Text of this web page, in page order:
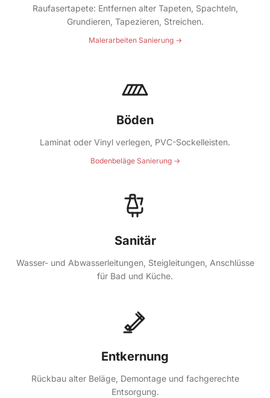
Raufasertapete: Entfernen alter Tapeten, Spachteln,
Grundieren, Tapezieren, Streichen.
Malerarbeiten Sanierung →
Böden
Laminat oder Vinyl verlegen, PVC-Sockelleisten.
Bodenbeläge Sanierung →
Sanitär
Wasser- und Abwasserleitungen, Steigleitungen, Anschlüsse
für Bad und Küche.
Entkernung
Rückbau alter Beläge, Demontage und fachgerechte
Entsorgung.